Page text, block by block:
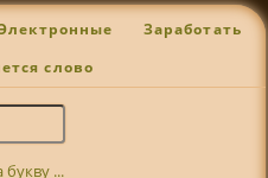
Заработать
слово
букву ...